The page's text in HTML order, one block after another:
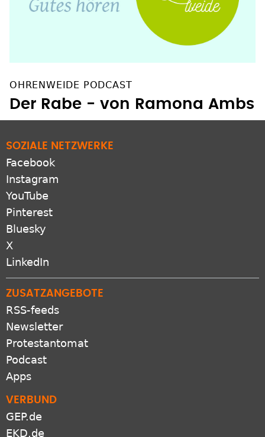
OHRENWEIDE PODCAST
Der Rabe - von Ramona Ambs
SOZIALE NETZWERKE
Facebook
Instagram
YouTube
Pinterest
Bluesky
X
LinkedIn
ZUSATZANGEBOTE
RSS-feeds
Newsletter
Protestantomat
Podcast
Apps
VERBUND
GEP.de
EKD.de